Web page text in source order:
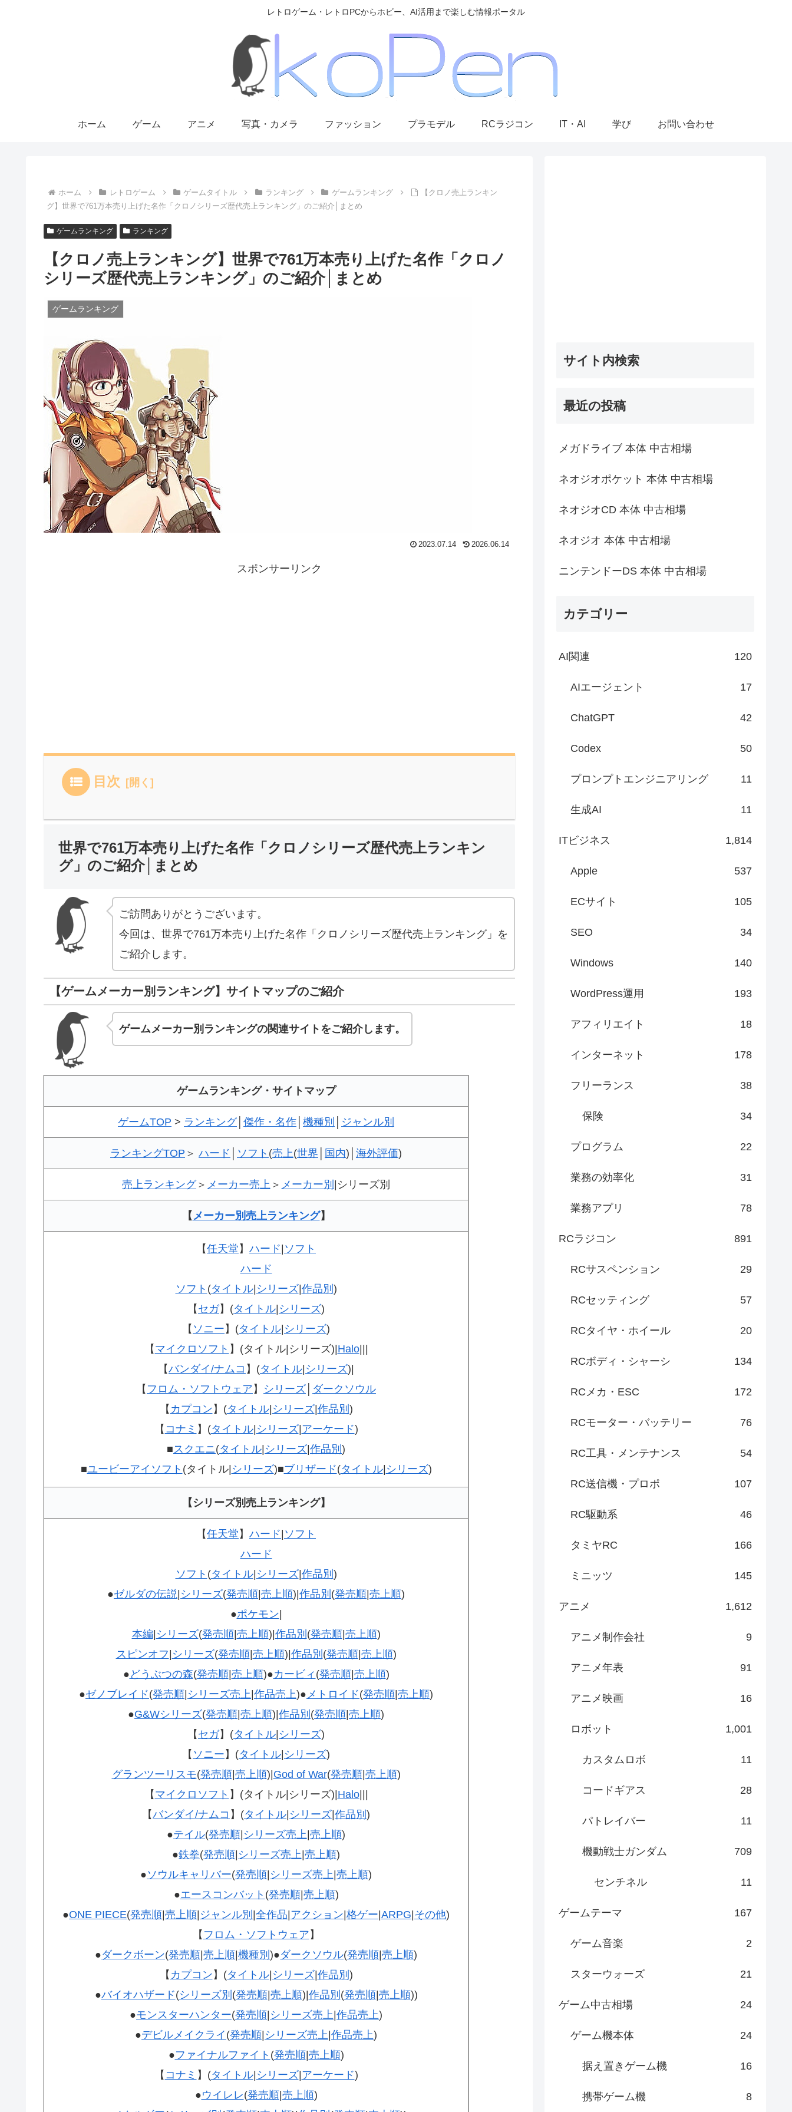
レトロゲーム・レトロPCからホビー、AI活用まで楽しむ情報ポータル
ホーム ゲーム アニメ 写真・カメラ ファッション プラモデル RCラジコン IT・AI 学び お問い合わせ
ホーム レトロゲーム ゲームタイトル ランキング ゲームランキング
【クロノ売上ランキン
グ】世界で761万本売り上げた名作「クロノシリーズ歴代売上ランキング」のご紹介│まとめ
ゲームランキング ランキング
【クロノ売上ランキング】世界で761万本売り上げた名作「クロノ
シリーズ歴代売上ランキング」のご紹介│まとめ
ゲームランキング
2023.07.14 2026.06.14
スポンサーリンク
目次
世界で761万本売り上げた名作「クロノシリーズ歴代売上ランキン
グ」のご紹介│まとめ
ご訪問ありがとうございます。
今回は、世界で761万本売り上げた名作「クロノシリーズ歴代売上ランキング」を
ご紹介します。
【ゲームメーカー別ランキング】サイトマップのご紹介
ゲームメーカー別ランキングの関連サイトをご紹介します。
ゲームランキング・サイトマップ
ゲームTOP > ランキング│ 傑作・名作 機種別 ジャンル別
ランキングTOP ＞ ハード ソフト (売上(世界 国内)│ 海外評価)
売上ランキング＞ メーカー売上 ＞ メーカー別 |シリーズ別
【 メーカー別売上ランキング】
【任天堂 】 ハード| ソフト
ハード
ソフト (タイトル| シリーズ|作品別 )
【 セガ】(タイトル| シリーズ)
【 ソニー 】(タイトル| シリーズ)
【 マイクロソフト 】(タイトル|シリーズ)|Halo|||
【バンダイ/ナムコ 】(タイトル| シリーズ)|
【 フロム・ソフトウェア 】 シリーズ
ダークソウル
【 カプコン 】(タイトル| シリーズ|作品別 )
【 コナミ 】(タイトル| シリーズ|アーケード)
■ スクエニ(タイトル| シリーズ|作品別 )
■ユービーアイソフト (タイトル| シリーズ)■ブリザード(タイトル| シリーズ)
【シリーズ別売上ランキング】
【任天堂 】 ハード| ソフト
ハード
ソフト (タイトル| シリーズ|作品別 )
●ゼルダの伝説| シリーズ(発売順|売上順)|作品別 (発売順|売上順)
●ポケモン|
本編| シリーズ(発売順|売上順)|作品別 (発売順|売上順)
スピンオフ| シリーズ(発売順|売上順)|作品別 (発売順|売上順)
● どうぶつの森(発売順|売上順)●カービィ (発売順|売上順)
●ゼノブレイド(発売順| シリーズ売上|作品売上)● メトロイド(発売順|売上順)
●G&Wシリーズ(発売順|売上順)|作品別 (発売順|売上順)
【 セガ】(タイトル| シリーズ)
【 ソニー 】(タイトル| シリーズ)
グランツーリスモ(発売順|売上順)|God of War(発売順|売上順)
【 マイクロソフト 】(タイトル|シリーズ)|Halo|||
【バンダイ/ナムコ 】(タイトル| シリーズ|作品別 )
●テイル(発売順| シリーズ売上|売上順)
●鉄拳(発売順| シリーズ売上|売上順)
●ソウルキャリバー(発売順| シリーズ売上|売上順)
●エースコンバット (発売順|売上順)
●ONE PIECE(発売順|売上順| ジャンル別 |全作品|アクション|格ゲー|ARPG|その他)
【 フロム・ソフトウェア 】
●ダークボーン(発売順|売上順|機種別 )●ダークソウル(発売順|売上順)
【 カプコン 】(タイトル| シリーズ|作品別 )
●バイオハザード(シリーズ別 (発売順|売上順)|作品別 (発売順|売上順))
●モンスターハンター(発売順| シリーズ売上|作品売上)
●デビルメイクライ (発売順| シリーズ売上|作品売上)
●ファイナルファイト (発売順|売上順)
【 コナミ 】(タイトル| シリーズ|アーケード)
●ウイレレ(発売順|売上順)
サイト内検索
最近の投稿
メガドライブ 本体 中古相場
ネオジオポケット 本体 中古相場
ネオジオCD 本体 中古相場
ネオジオ 本体 中古相場
ニンテンドーDS 本体 中古相場
カテゴリー
AI関連 120
AIエージェント 17
ChatGPT 42
Codex 50
プロンプトエンジニアリング 11
生成AI 11
ITビジネス 1,814
Apple 537
ECサイト 105
SEO 34
Windows 140
WordPress運用 193
アフィリエイト 18
インターネット 178
フリーランス 38
保険 34
プログラム 22
業務の効率化 31
業務アプリ 78
RCラジコン 891
RCサスペンション 29
RCセッティング 57
RCタイヤ・ホイール 20
RCボディ・シャーシ 134
RCメカ・ESC 172
RCモーター・バッテリー 76
RC工具・メンテナンス 54
RC送信機・プロポ 107
RC駆動系 46
タミヤRC 166
ミニッツ 145
アニメ 1,612
アニメ制作会社 9
アニメ年表 91
アニメ映画 16
ロボット 1,001
カスタムロボ 11
コードギアス 28
パトレイバー 11
機動戦士ガンダム 709
センチネル 11
ゲームテーマ 167
ゲーム音楽 2
スターウォーズ 21
ゲーム中古相場 24
ゲーム機本体 24
据え置きゲーム機 16
携帯ゲーム機 8